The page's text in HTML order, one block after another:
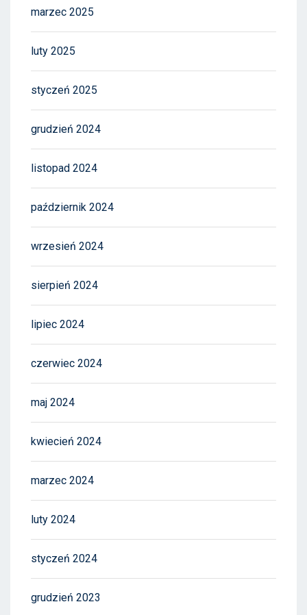
marzec 2025
luty 2025
styczeń 2025
grudzień 2024
listopad 2024
październik 2024
wrzesień 2024
sierpień 2024
lipiec 2024
czerwiec 2024
maj 2024
kwiecień 2024
marzec 2024
luty 2024
styczeń 2024
grudzień 2023